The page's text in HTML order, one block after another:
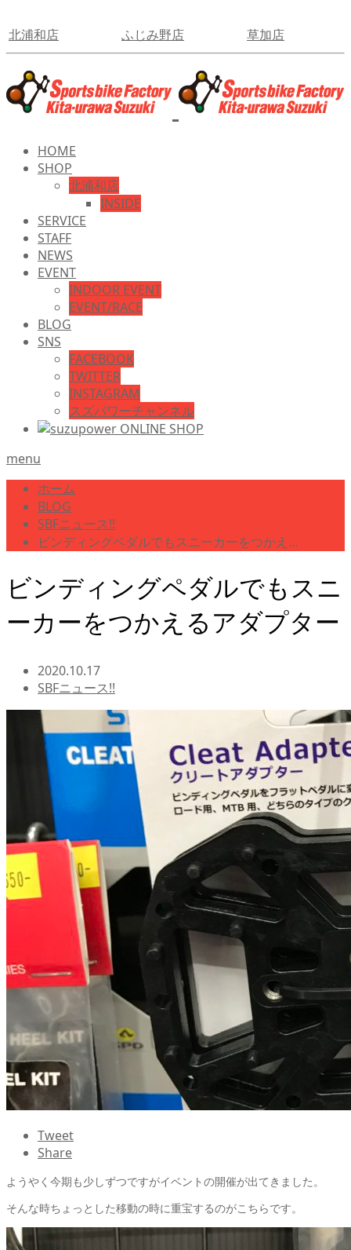
北浦和店 ふじみ野店 草加店
HOME
SHOP
北浦和店
INSIDE
SERVICE
STAFF
NEWS
EVENT
INDOOR EVENT
EVENT/RACE
BLOG
SNS
FACEBOOK
TWITTER
INSTAGRAM
スズパワーチャンネル
menu
ホーム
BLOG
SBFニュース!!
ビンディングペダルでもスニーカーをつかえ…
ビンディングペダルでもスニ
ーカーをつかえるアダプター
2020.10.17
SBFニュース!!
Tweet
Share
ようやく今期も少しずつですがイベントの開催が出てきました。
そんな時ちょっとした移動の時に重宝するのがこちらです。